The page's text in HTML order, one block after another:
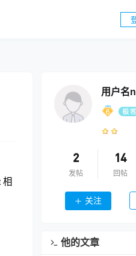
相
用户名
2
发帖
14
回帖
关注
他的文章